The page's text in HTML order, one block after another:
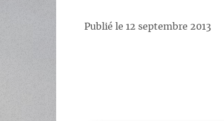
Publié le 12 septembre 2013